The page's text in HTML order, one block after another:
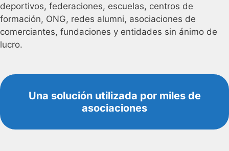
deportivos, federaciones, escuelas, centros de
formación, ONG, redes alumni, asociaciones de
comerciantes, fundaciones y entidades sin ánimo de
lucro.
Una solución utilizada por miles de
asociaciones